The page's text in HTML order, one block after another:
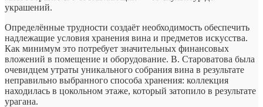
украшений.
Определённые трудности создаёт необходимость обеспечить
надлежащие условия хранения вина и предметов искусства.
Как минимум это потребует значительных финансовых
вложений в помещение и оборудование. В. Староватова была
очевидцем утраты уникального собрания вина в результате
неправильно выбранного способа хранения: коллекция
находилась в цокольном этаже, который затопило в результате
урагана.